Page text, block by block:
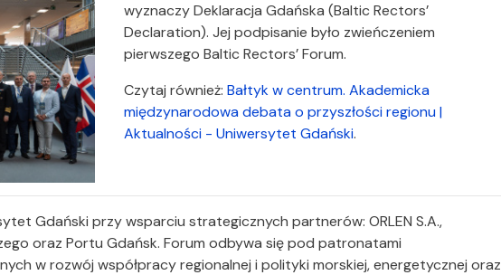
wyznaczy Deklaracja Gdańska (Baltic Rectors’
Declaration). Jej podpisanie było zwieńczeniem
pierwszego Baltic Rectors’ Forum.
Czytaj również:Bałtyk w centrum. Akademicka
międzynarodowa debata o przyszłości regionu |
Aktualności - Uniwersytet Gdański.
Gdański przy wsparciu strategicznych partnerów: ORLEN S.A.,
oraz Portu Gdańsk. Forum odbywa się pod patronatami
w rozwój współpracy regionalnej i polityki morskiej, energetycznej oraz